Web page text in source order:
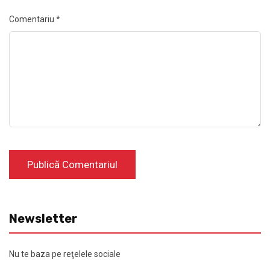
Comentariu *
Newsletter
Nu te baza pe reţelele sociale